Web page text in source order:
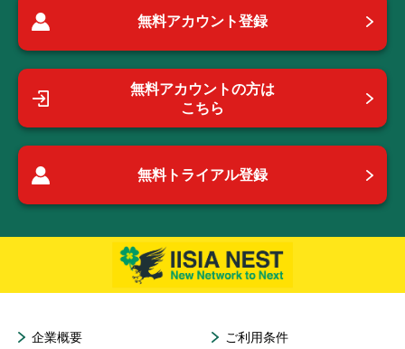
無料アカウント登録
無料アカウントの方は
こちら
無料トライアル登録
企業概要 ご利用条件